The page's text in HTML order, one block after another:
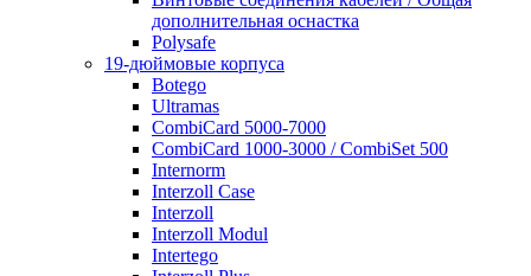
дополнительная оснастка
Polysafe
19-дюймовые корпуса
Botego
Ultramas
CombiCard 5000-7000
CombiCard 1000-3000 / CombiSet 500
Internorm
Interzoll Case
Interzoll
Interzoll Modul
Intertego